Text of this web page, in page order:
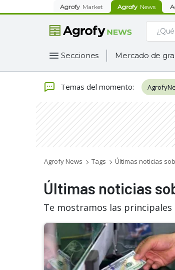
Agrofy Market Agrofy News
Secciones Mercado de
Temas del momento:
Agrofy News Tags Últimas noticias
Últimas noticias
Te mostramos las